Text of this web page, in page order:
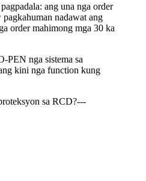
ang una nga order
nadawat ang
order mahimong mga 30 ka
PEN nga sistema sa
kini nga function kung
sa RCD?---